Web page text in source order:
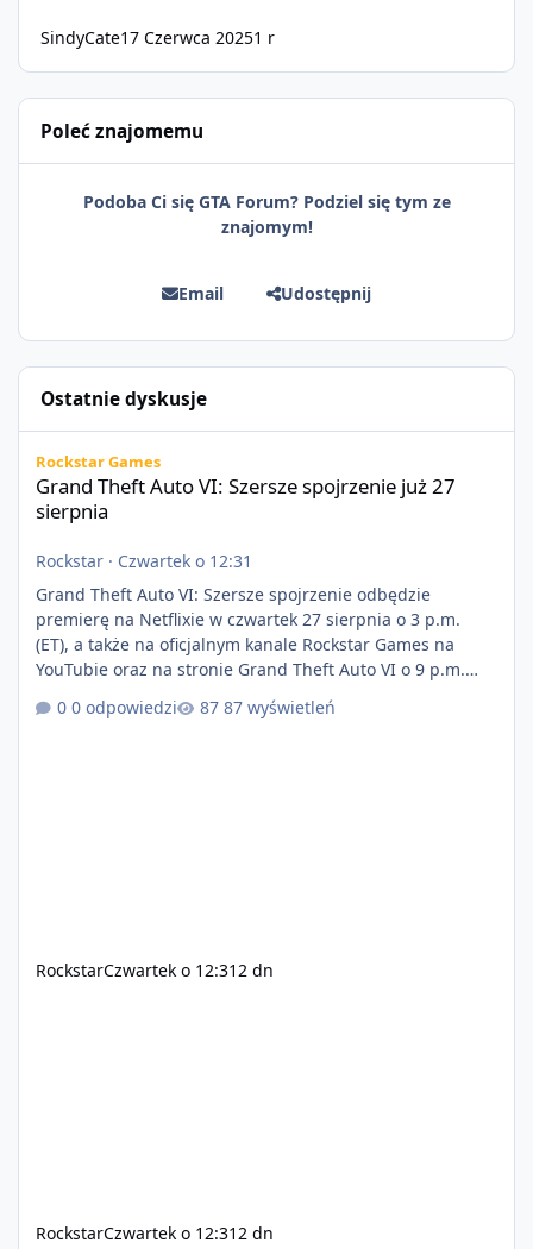
SindyCate17 Czerwca 20251 r
Poleć znajomemu
Podoba Ci się GTA Forum? Podziel się tym ze
znajomym!
Email Udostępnij
Ostatnie dyskusje
Rockstar Games
Grand Theft Auto VI: Szersze spojrzenie już 27
sierpnia
Rockstar · Czwartek o 12:31
Grand Theft Auto VI: Szersze spojrzenie odbędzie
premierę na Netflixie w czwartek 27 sierpnia o 3 p.m.
(ET), a także na oficjalnym kanale Rockstar Games na
YouTubie oraz na stronie Grand Theft Auto VI o 9 p.m.
(ET) 27 sierpnia. https://netflix.com/GTAVI Grand Theft
Auto VI będzie dostępne 19 listopada na PlayStation 5
0 odpowiedzi 87 wyświetleń
RockstarCzwartek o 12:312 dn
RockstarCzwartek o 12:312 dn